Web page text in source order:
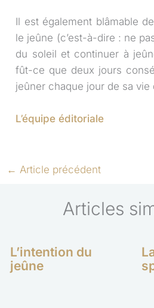
Il est également blâmable
le jeûne (c’est-à-dire : ne
du soleil et continuer à
fût-ce que deux jours
jeûner chaque jour de sa vie
L’équipe éditoriale
← Article précédent
Articles
L’intention du
jeûne